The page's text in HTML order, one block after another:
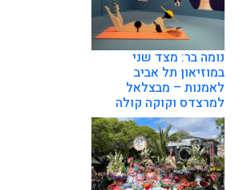
נומה בר: מצד שני
במוזיאון תל אביב
לאמנות – מבצלאל
למרצדס וקוקה קולה